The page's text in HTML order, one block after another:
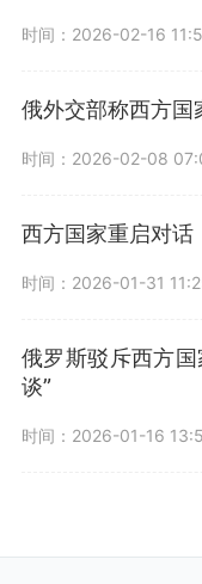
时间：2026-02-16
俄外交部称西方国
时间：2026-02-08
西方国家重启对话
时间：2026-01-31
俄罗斯驳斥西方
谈”
时间：2026-01-16